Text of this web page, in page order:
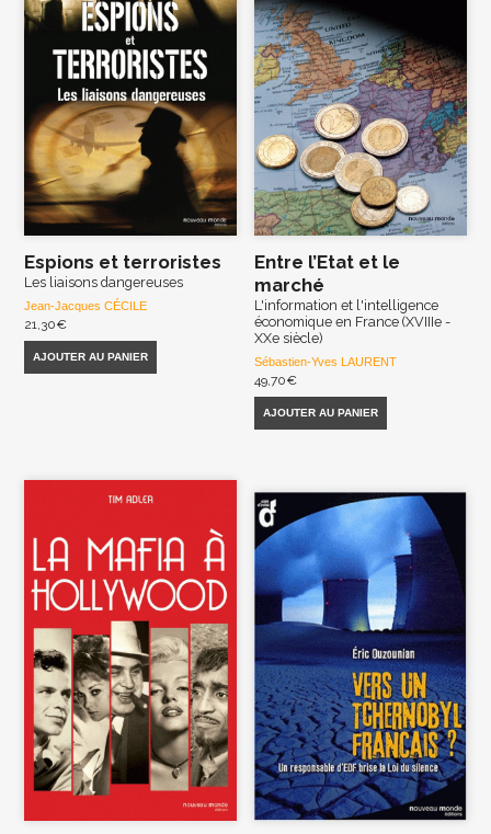
Espions et terroristes
Les liaisons dangereuses
Jean-Jacques CÉCILE
21,30€
AJOUTER AU PANIER
Entre l’Etat et le
marché
L'information et l'intelligence
économique en France (XVIIIe -
XXe siècle)
Sébastien-Yves LAURENT
49,70€
AJOUTER AU PANIER